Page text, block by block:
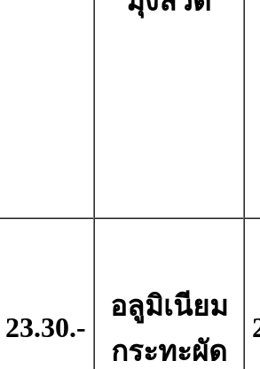
23.30.-
อลูมิเนียม
กระทะผัด